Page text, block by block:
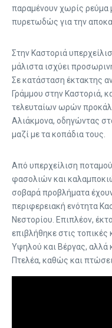
παραμένουν χωρίς ρεύμα
πυρετωδώς για την
Στην Καστοριά
μάλιστα ισχύει
Σε κατάσταση έκτακτης
Γράμμου στην Καστοριά,
τελευταίων ωρών
Αλιάκμονα, οδηγώντας
μαζί με τα κοπάδια τους.
Από υπερχείλιση
φασολιών και
σοβαρά προβλήματα
περιφερειακή ενότητα
Νεστορίου. Επιπλέον,
επιβλήθηκε στις
Υψηλού και Βέργας, αλλά
Πτελέα, καθώς και